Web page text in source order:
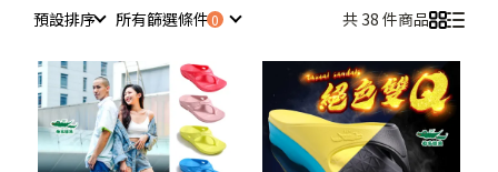
預設排序 所有篩選條件 共 38 件商品